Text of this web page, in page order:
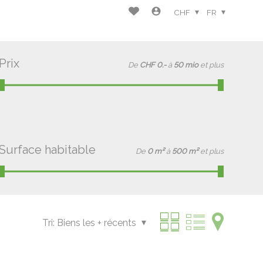
CHF FR
Prix De CHF 0.- à 50 mio et plus
habitable De 0 m² à 500 m² et plus
Tri: Biens les + récents